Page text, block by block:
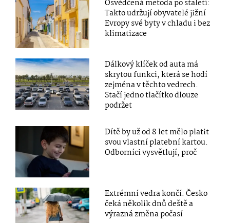
Osvědčená metoda po staletí:
Takto udržují obyvatelé jižní
Evropy své byty v chladu i bez
klimatizace
Dálkový klíček od auta má
skrytou funkci, která se hodí
zejména v těchto vedrech.
Stačí jedno tlačítko dlouze
podržet
Dítě by už od 8 let mělo platit
svou vlastní platební kartou.
Odborníci vysvětlují, proč
Extrémní vedra končí. Česko
čeká několik dnů deště a
výrazná změna počasí